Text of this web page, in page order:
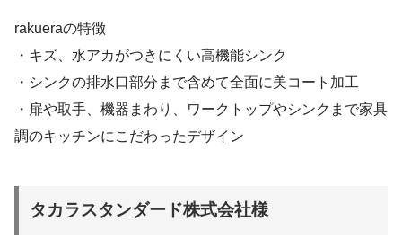
rakueraの特徴
・キズ、水アカがつきにくい高機能シンク
・シンクの排水口部分まで含めて全面に美コート加工
・扉や取手、機器まわり、ワークトップやシンクまで家具
調のキッチンにこだわったデザイン
タカラスタンダード株式会社様